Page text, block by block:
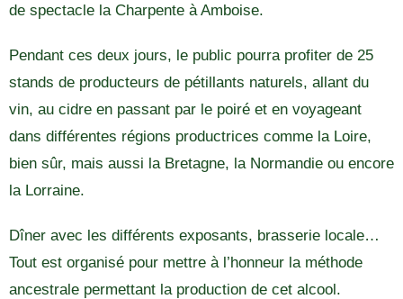
de spectacle la Charpente à Amboise.
Pendant ces deux jours, le public pourra profiter de 25
stands de producteurs de pétillants naturels, allant du
vin, au cidre en passant par le poiré et en voyageant
dans différentes régions productrices comme la Loire,
bien sûr, mais aussi la Bretagne, la Normandie ou encore
la Lorraine.
Dîner avec les différents exposants, brasserie locale…
Tout est organisé pour mettre à l’honneur la méthode
ancestrale permettant la production de cet alcool.